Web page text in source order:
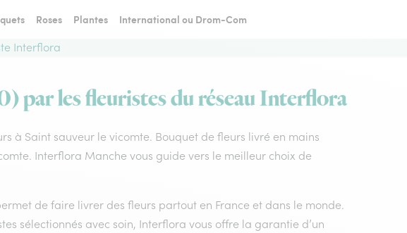
Roses Plantes
International ou Drom-Com
Interflora
par les fleuristes du réseau Interflora
à Saint sauveur le vicomte. Bouquet de fleurs livré en mains
Interflora Manche vous guide vers le meilleur choix de
de faire livrer des fleurs partout en France et dans le monde.
sélectionnés avec soin, Interflora vous offre la garantie d’un